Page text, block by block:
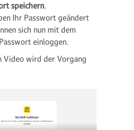
speichern.
Ihr Passwort geändert
sich nun mit dem
einloggen.
Video wird der Vorgang